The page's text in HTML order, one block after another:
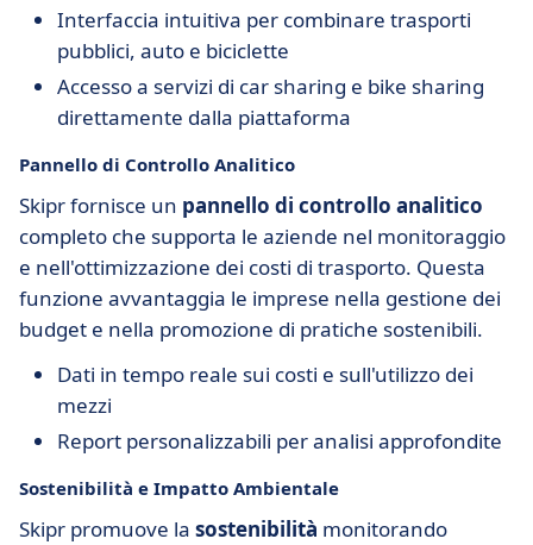
Interfaccia intuitiva per combinare trasporti
pubblici, auto e biciclette
Accesso a servizi di car sharing e bike sharing
direttamente dalla piattaforma
Pannello di Controllo Analitico
Skipr fornisce un pannello di controllo analitico
completo che supporta le aziende nel monitoraggio
e nell'ottimizzazione dei costi di trasporto. Questa
funzione avvantaggia le imprese nella gestione dei
budget e nella promozione di pratiche sostenibili.
Dati in tempo reale sui costi e sull'utilizzo dei
mezzi
Report personalizzabili per analisi approfondite
Sostenibilità e Impatto Ambientale
Skipr promuove la sostenibilità monitorando